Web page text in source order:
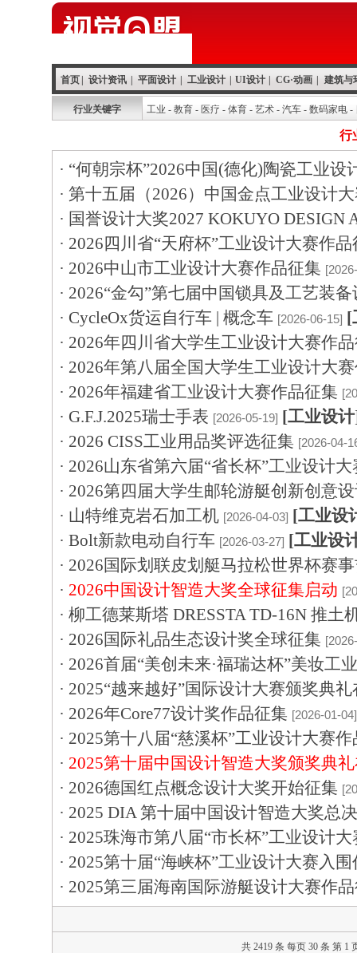
首页 设计资讯 平面设计 工业设计 UI设计 CG·动画 建筑与
行业关键字 工业 - 教育 - 医疗 - 体育 - 艺术 - 汽车 - 数码家电 -
行
· “何朝宗杯”2026中国(德化)陶瓷工业设
· 第十五届（2026）中国金点工业设计
· 国誉设计大奖2027 KOKUYO DESIGN
· 2026四川省“天府杯”工业设计大赛作
· 2026中山市工业设计大赛作品征集
· 2026“金勾”第七届中国锁具及工艺装
· CycleOx货运自行车 | 概念车 [2026-06-15]
· 2026年四川省大学生工业设计大赛作
· 2026年第八届全国大学生工业设计大
· 2026年福建省工业设计大赛作品征集
· G.F.J.2025瑞士手表 [2026-05-19] [工业设
· 2026 CISS工业用品奖评选征集 [2026-04-
· 2026山东省第六届“省长杯”工业设计
· 2026第四届大学生邮轮游艇创新创意
· 山特维克岩石加工机 [2026-04-03] [工业设
· Bolt新款电动自行车 [2026-03-27] [工业设
· 2026国际划联皮划艇马拉松世界杯赛
· 2026中国设计智造大奖全球征集启动
· 柳工德莱斯塔 DRESSTA TD-16N 推土
· 2026国际礼品生态设计奖全球征集
· 2026首届“美创未来·福瑞达杯”美妆工
· 2025“越来越好”国际设计大赛颁奖典
· 2026年Core77设计奖作品征集 [2026-01-04]
· 2025第十八届“慈溪杯”工业设计大赛
· 2025第十届中国设计智造大奖颁奖典
· 2026德国红点概念设计大奖开始征集
· 2025 DIA 第十届中国设计智造大奖总
· 2025珠海市第八届“市长杯”工业设计
· 2025第十届“海峡杯”工业设计大赛入
· 2025第三届海南国际游艇设计大赛作
共 2419 条 每页 30 条 第 1